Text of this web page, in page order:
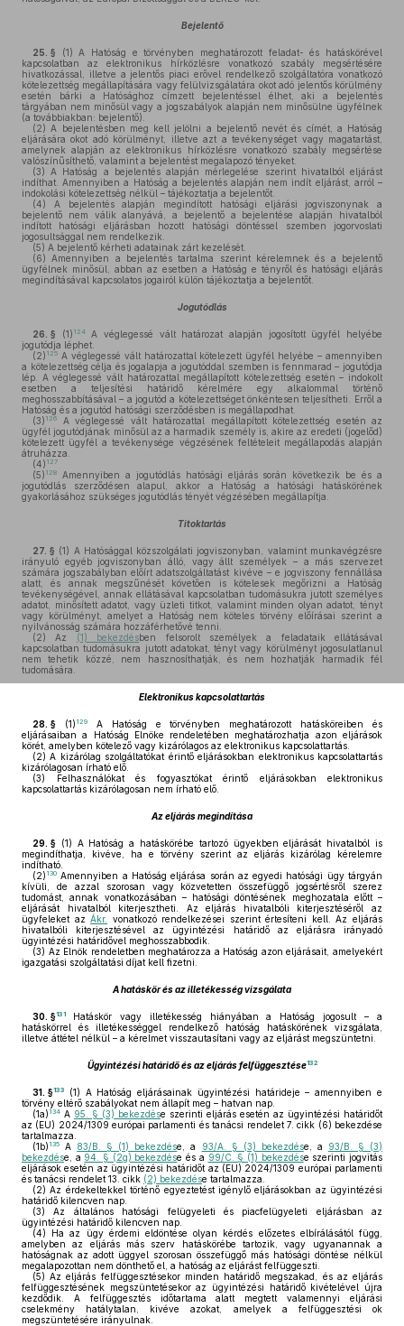
Bejelentő
25. § (1) A Hatóság e törvényben meghatározott feladat- és hatáskörével
kapcsolatban az elektronikus hírközlésre vonatkozó szabály megsértésére
hivatkozással, illetve a jelentős piaci erővel rendelkező szolgáltatóra vonatkozó
kötelezettség megállapítására vagy felülvizsgálatára okot adó jelentős körülmény
esetén bárki a Hatósághoz címzett bejelentéssel élhet, aki a bejelentés
tárgyában nem minősül vagy a jogszabályok alapján nem minősülne ügyfélnek
(a továbbiakban: bejelentő).
(2) A bejelentésben meg kell jelölni a bejelentő nevét és címét, a Hatóság
eljárására okot adó körülményt, illetve azt a tevékenységet vagy magatartást,
amelynek alapján az elektronikus hírközlésre vonatkozó szabály megsértése
valószínűsíthető, valamint a bejelentést megalapozó tényeket.
(3) A Hatóság a bejelentés alapján mérlegelése szerint hivatalból eljárást
indíthat. Amennyiben a Hatóság a bejelentés alapján nem indít eljárást, arról –
indokolási kötelezettség nélkül – tájékoztatja a bejelentőt.
(4) A bejelentés alapján megindított hatósági eljárási jogviszonynak a
bejelentő nem válik alanyává, a bejelentő a bejelentése alapján hivatalból
indított hatósági eljárásban hozott hatósági döntéssel szemben jogorvoslati
jogosultsággal nem rendelkezik.
(5) A bejelentő kérheti adatainak zárt kezelését.
(6) Amennyiben a bejelentés tartalma szerint kérelemnek és a bejelentő
ügyfélnek minősül, abban az esetben a Hatóság e tényről és hatósági eljárás
megindításával kapcsolatos jogairól külön tájékoztatja a bejelentőt.
Jogutódlás
26. § (1) 124A véglegessé vált határozat alapján jogosított ügyfél helyébe
jogutódja léphet.
(2) 125 A véglegessé vált határozattal kötelezett ügyfél helyébe – amennyiben
a kötelezettség célja és jogalapja a jogutóddal szemben is fennmarad – jogutódja
lép. A véglegessé vált határozattal megállapított kötelezettség esetén – indokolt
esetben a teljesítési határidő kérelmére egy alkalommal történő
meghosszabbításával – a jogutód a kötelezettséget önkéntesen teljesítheti. Erről a
Hatóság és a jogutód hatósági szerződésben is megállapodhat.
(3) 126
A véglegessé vált határozattal megállapított kötelezettség esetén az
ügyfél jogutódjának minősül az a harmadik személy is, akire az eredeti (jogelőd)
kötelezett ügyfél a tevékenysége végzésének feltételeit megállapodás alapján
átruházza.
(4) 127
(5) 128
Amennyiben a jogutódlás hatósági eljárás során következik be és a
jogutódlás szerződésen alapul, akkor a Hatóság a hatósági hatáskörének
gyakorlásához szükséges jogutódlás tényét végzésében megállapítja.
Titoktartás
27. § (1) A Hatósággal közszolgálati jogviszonyban, valamint munkavégzésre
irányuló egyéb jogviszonyban álló, vagy állt személyek – a más szervezet
számára jogszabályban előírt adatszolgáltatást kivéve – e jogviszony fennállása
alatt, és annak megszűnését követően is kötelesek megőrizni a Hatóság
tevékenységével, annak ellátásával kapcsolatban tudomásukra jutott személyes
adatot, minősített adatot, vagy üzleti titkot, valamint minden olyan adatot, tényt
vagy körülményt, amelyet a Hatóság nem köteles törvény előírásai szerint a
nyilvánosság számára hozzáférhetővé tenni.
(2) Az (1) bekezdésben felsorolt személyek a feladataik ellátásával
kapcsolatban tudomásukra jutott adatokat, tényt vagy körülményt jogosulatlanul
nem tehetik közzé, nem hasznosíthatják, és nem hozhatják harmadik fél
tudomására.
Elektronikus kapcsolattartás
28. § (1) 129A Hatóság e törvényben meghatározott hatásköreiben és
eljárásaiban a Hatóság Elnöke rendeletében meghatározhatja azon eljárások
körét, amelyben kötelező vagy kizárólagos az elektronikus kapcsolattartás.
(2) A kizárólag szolgáltatókat érintő eljárásokban elektronikus kapcsolattartás
kizárólagosan írható elő.
(3) Felhasználókat és fogyasztókat érintő eljárásokban elektronikus
kapcsolattartás kizárólagosan nem írható elő.
Az eljárás megindítása
29. § (1) A Hatóság a hatáskörébe tartozó ügyekben eljárását hivatalból is
megindíthatja, kivéve, ha e törvény szerint az eljárás kizárólag kérelemre
indítható.
(2) 130 Amennyiben a Hatóság eljárása során az egyedi hatósági ügy tárgyán
kívüli, de azzal szorosan vagy közvetetten összefüggő jogsértésről szerez
tudomást, annak vonatkozásában – hatósági döntésének meghozatala előtt –
eljárását hivatalból kiterjesztheti. Az eljárás hivatalbóli kiterjesztéséről az
ügyfeleket azÁkr.
vonatkozó rendelkezései szerint értesíteni kell. Az eljárás
hivatalbóli kiterjesztésével az ügyintézési határidő az eljárásra irányadó
ügyintézési határidővel meghosszabbodik.
(3) Az Elnök rendeletben meghatározza a Hatóság azon eljárásait, amelyekért
igazgatási szolgáltatási díjat kell fizetni.
A hatáskör és az illetékesség vizsgálata
30. §131
Hatáskör vagy illetékesség hiányában a Hatóság jogosult – a
hatáskörrel és illetékességgel rendelkező hatóság hatáskörének vizsgálata,
illetve áttétel nélkül – a kérelmet visszautasítani vagy az eljárást megszüntetni.
Ügyintézési határidő és az eljárás felfüggesztése132
31. §133 (1) A Hatóság eljárásainak ügyintézési határideje – amennyiben e
törvény eltérő szabályokat nem állapít meg – hatvan nap.
(1a) 134 A 95. § (3) bekezdése szerinti eljárás esetén az ügyintézési határidőt
az (EU) 2024/1309 európai parlamenti és tanácsi rendelet 7. cikk (6) bekezdése
tartalmazza.
(1b) 135 A 83/B. § (1) bekezdése, a 93/A. § (3) bekezdése, a 93/B. § (3)
bekezdése, a 94. § (2g) bekezdése és a 99/C. § (1) bekezdése szerinti jogvitás
eljárások esetén az ügyintézési határidőt az (EU) 2024/1309 európai parlamenti
és tanácsi rendelet 13. cikk (2) bekezdése tartalmazza.
(2) Az érdekeltekkel történő egyeztetést igénylő eljárásokban az ügyintézési
határidő kilencven nap.
(3) Az általános hatósági felügyeleti és piacfelügyeleti eljárásban az
ügyintézési határidő kilencven nap.
(4) Ha az ügy érdemi eldöntése olyan kérdés előzetes elbírálásától függ,
amelyben az eljárás más szerv hatáskörébe tartozik, vagy ugyanannak a
hatóságnak az adott üggyel szorosan összefüggő más hatósági döntése nélkül
megalapozottan nem dönthető el, a hatóság az eljárást felfüggeszti.
(5) Az eljárás felfüggesztésekor minden határidő megszakad, és az eljárás
felfüggesztésének megszüntetésekor az ügyintézési határidő kivételével újra
kezdődik. A felfüggesztés időtartama alatt megtett valamennyi eljárási
cselekmény hatálytalan, kivéve azokat, amelyek a felfüggesztési ok
megszüntetésére irányulnak.